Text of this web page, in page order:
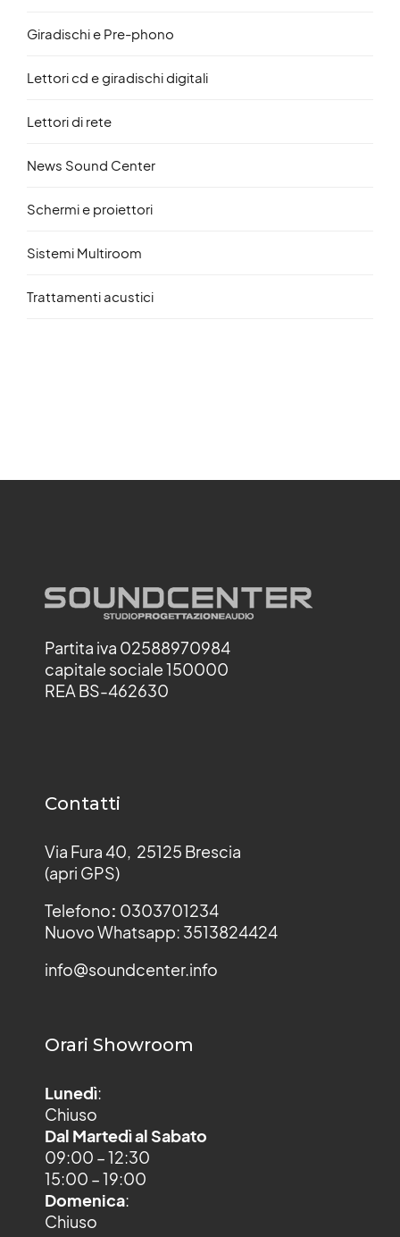
Giradischi e Pre-phono
Lettori cd e giradischi digitali
Lettori di rete
News Sound Center
Schermi e proiettori
Sistemi Multiroom
Trattamenti acustici
Partita iva 02588970984
capitale sociale 150000
REA BS-462630
Contatti
Via Fura 40, 25125 Brescia
(apri GPS)
Telefono: 0303701234
Nuovo Whatsapp: 3513824424
info@soundcenter.info
Orari Showroom
Lunedì:
Chiuso
Dal Martedì al Sabato
09:00 – 12:30
15:00 – 19:00
Domenica:
Chiuso